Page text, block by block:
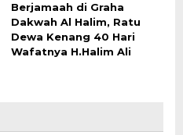
Berjamaah di Graha
Dakwah Al Halim, Ratu
Dewa Kenang 40 Hari
Wafatnya H.Halim Ali